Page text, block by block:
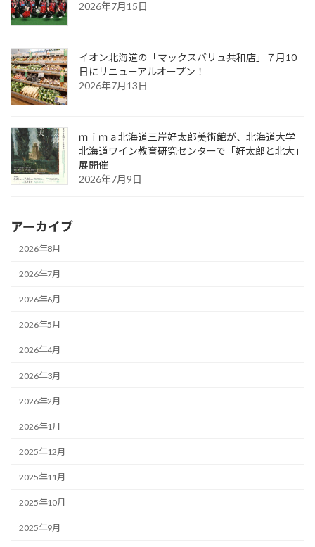
2026年7月15日
イオン北海道の「マックスバリュ共和店」７月10
日にリニューアルオープン！
2026年7月13日
ｍｉｍａ北海道三岸好太郎美術館が、北海道大学
北海道ワイン教育研究センターで「好太郎と北大」
展開催
2026年7月9日
アーカイブ
2026年8月
2026年7月
2026年6月
2026年5月
2026年4月
2026年3月
2026年2月
2026年1月
2025年12月
2025年11月
2025年10月
2025年9月